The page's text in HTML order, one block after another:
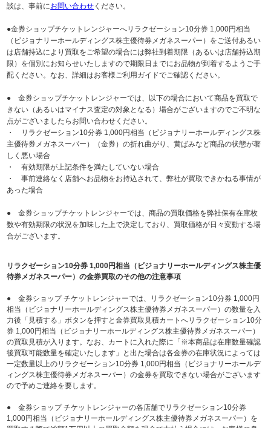
談は、事前にお問い合わせ ください。
●金券ショップチケットレンジャーへリラクゼーション10分券 1,000円相当
（ビジョナリーホールディングス株主優待券メガネスーパー）をご送付あるい
は店舗持込により買取をご希望の場合には弊社到着期限（あるいは店舗持込期
限）を個別にお知らせいたしますので期限日までにお品物が到着するようご手
配ください。なお、詳細はお客様ご利用ガイドでご確認ください。
● 金券ショップチケットレンジャーでは、以下の場合において商品を買取で
きない（あるいはマイナス査定の対象となる）場合がございますのでご不明な
点がございましたらお問い合わせください。
・ リラクゼーション10分券 1,000円相当（ビジョナリーホールディングス株
主優待券メガネスーパー）（金券）の折れ曲がり、黄ばみなど商品の状態が著
しく悪い場合
・ 有効期限が上記条件を満たしていない場合
・ 事前連絡なく店舗へお品物をお持込されて、弊社が買取できかねる事情が
あった場合
● 金券ショップチケットレンジャーでは、商品の買取価格を弊社保有在庫枚
数や有効期限の状況を加味した上で決定しており、買取価格が日々変動する場
合がございます。
リラクゼーション10分券 1,000円相当（ビジョナリーホールディングス株主優
待券メガネスーパー）の金券買取のその他の注意事項
● 金券ショップ チケットレンジャーでは、リラクゼーション10分券 1,000円
相当（ビジョナリーホールディングス株主優待券メガネスーパー）の数量を入
力後「見積する」ボタンを押すと金券買取見積カートへリラクゼーション10分
券 1,000円相当（ビジョナリーホールディングス株主優待券メガネスーパー）
の買取見積が入ります。なお、カートに入れた際に「※本商品は在庫数量確認
後買取可能数量を確定いたします」と出た場合は各金券の在庫状況によっては
一定数量以上のリラクゼーション10分券 1,000円相当（ビジョナリーホールデ
ィングス株主優待券メガネスーパー）の金券を買取できない場合がございます
ので予めご連絡を要します。
● 金券ショップ チケットレンジャーの各店舗でリラクゼーション10分券
1,000円相当（ビジョナリーホールディングス株主優待券メガネスーパー）を